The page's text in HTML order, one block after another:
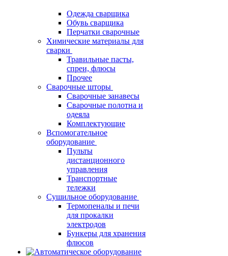
Одежда сварщика
Обувь сварщика
Перчатки сварочные
Химические материалы для
сварки
Травильные пасты,
спреи, флюсы
Прочее
Сварочные шторы
Сварочные занавесы
Сварочные полотна и
одеяла
Комплектующие
Вспомогательное
оборудование
Пульты
дистанционного
управления
Транспортные
тележки
Сушильное оборудование
Термопеналы и печи
для прокалки
электродов
Бункеры для хранения
флюсов